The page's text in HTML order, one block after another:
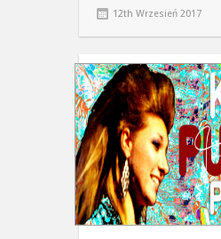
12th Wrzesień 2017